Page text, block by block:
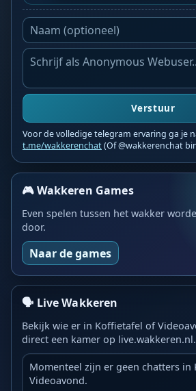
Verstuur
Voor de volledige telegram ervaring ga je
t.me/wakkerenchat(Of @wakkerenchat
🎮 Wakkeren Games
Even spelen tussen het wakker
door.
Naar de games
🗣️ Live Wakkeren
Bekijk wie er in Koffietafel of
direct een kamer op live.wakkeren.nl.
Momenteel zijn er geen chatters in
Videoavond.